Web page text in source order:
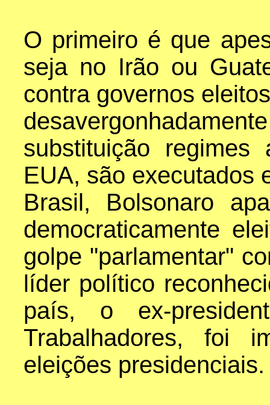
O primeiro é que
seja no Irão ou
contra governos
substituição regimes
EUA, são executados
Brasil, Bolsonaro
democraticamente
golpe "parlamentar"
líder político
país, o ex-
Trabalhadores, foi
eleições presidenciais.